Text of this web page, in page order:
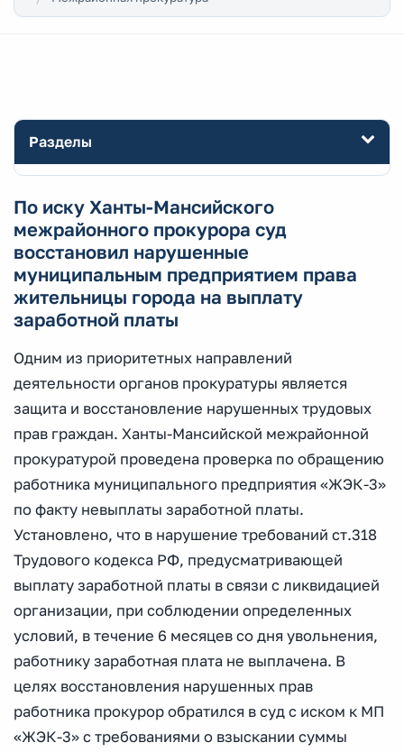
Разделы
По иску Ханты-Мансийского
межрайонного прокурора суд
восстановил нарушенные
муниципальным предприятием права
жительницы города на выплату
заработной платы
Одним из приоритетных направлений
деятельности органов прокуратуры является
защита и восстановление нарушенных трудовых
прав граждан. Ханты-Мансийской межрайонной
прокуратурой проведена проверка по обращению
работника муниципального предприятия «ЖЭК-3»
по факту невыплаты заработной платы.
Установлено, что в нарушение требований ст.318
Трудового кодекса РФ, предусматривающей
выплату заработной платы в связи с ликвидацией
организации, при соблюдении определенных
условий, в течение 6 месяцев со дня увольнения,
работнику заработная плата не выплачена. В
целях восстановления нарушенных прав
работника прокурор обратился в суд с иском к МП
«ЖЭК-3» с требованиями о взыскании суммы